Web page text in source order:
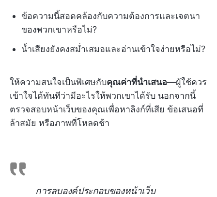
ข้อความนี้สอดคล้องกับความต้องการและเจตนา
ของพวกเขาหรือไม่?
น้ำเสียงยังคงสม่ำเสมอและอ่านเข้าใจง่ายหรือไม่?
ให้ความสนใจเป็นพิเศษกับคุณค่าที่นำเสนอ—ผู้ใช้ควร
เข้าใจได้ทันทีว่ามีอะไรให้พวกเขาได้รับ นอกจากนี้
ตรวจสอบหน้าเว็บของคุณเพื่อหาลิงก์ที่เสีย ข้อเสนอที่
ล้าสมัย หรือภาพที่โหลดช้า
การลบองค์ประกอบของหน้าเว็บ